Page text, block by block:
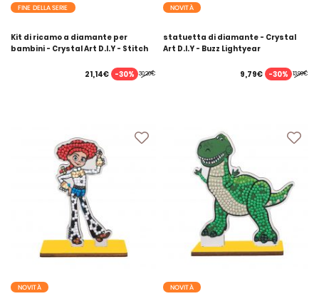
FINE DELLA SERIE
Kit di ricamo a diamante per
bambini - Crystal Art D.I.Y - Stitch
30,20€
21,14€ -30%
NOVITÀ
statuetta di diamante - Crystal
Art D.I.Y - Buzz Lightyear
13,99€
9,79€ -30%
NOVITÀ NOVITÀ